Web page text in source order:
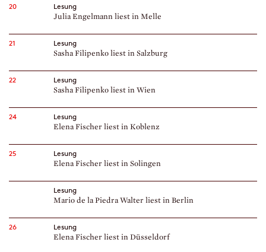
20
Lesung
Julia Engelmann liest in Melle
21
Lesung
Sasha Filipenko liest in Salzburg
22
Lesung
Sasha Filipenko liest in Wien
24
Lesung
Elena Fischer liest in Koblenz
25
Lesung
Elena Fischer liest in Solingen
Lesung
Mario de la Piedra Walter liest in Berlin
26
Lesung
Elena Fischer liest in Düsseldorf